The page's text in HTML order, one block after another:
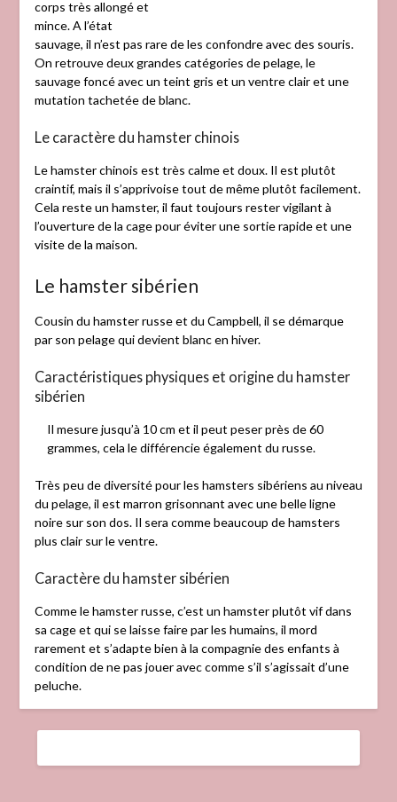
corps très allongé et
mince. A l’état
sauvage, il n’est pas rare de les confondre avec des souris.
On retrouve deux grandes catégories de pelage, le
sauvage foncé avec un teint gris et un ventre clair et une
mutation tachetée de blanc.
Le caractère du hamster chinois
Le hamster chinois est très calme et doux. Il est plutôt
craintif, mais il s’apprivoise tout de même plutôt facilement.
Cela reste un hamster, il faut toujours rester vigilant à
l’ouverture de la cage pour éviter une sortie rapide et une
visite de la maison.
Le hamster sibérien
Cousin du hamster russe et du Campbell, il se démarque
par son pelage qui devient blanc en hiver.
Caractéristiques physiques et origine du hamster
sibérien
Il mesure jusqu’à 10 cm et il peut peser près de 60
grammes, cela le différencie également du russe.
Très peu de diversité pour les hamsters sibériens au niveau
du pelage, il est marron grisonnant avec une belle ligne
noire sur son dos. Il sera comme beaucoup de hamsters
plus clair sur le ventre.
Caractère du hamster sibérien
Comme le hamster russe, c’est un hamster plutôt vif dans
sa cage et qui se laisse faire par les humains, il mord
rarement et s’adapte bien à la compagnie des enfants à
condition de ne pas jouer avec comme s’il s’agissait d’une
peluche.